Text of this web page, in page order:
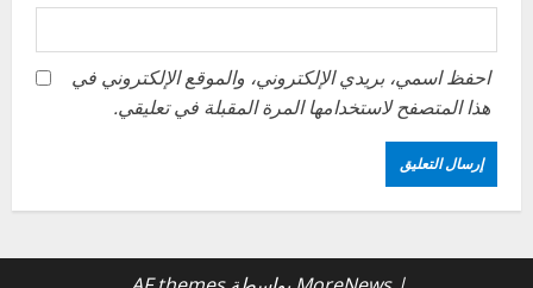
احفظ اسمي، بريدي الإلكتروني، والموقع الإلكتروني في
هذا المتصفح لاستخدامها المرة المقبلة في تعليقي.